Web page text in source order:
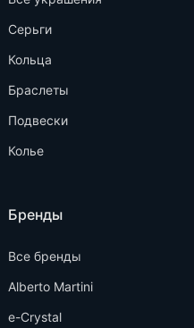
Серьги
Кольца
Браслеты
Подвески
Колье
Бренды
Все бренды
Alberto Martini
e-Crystal